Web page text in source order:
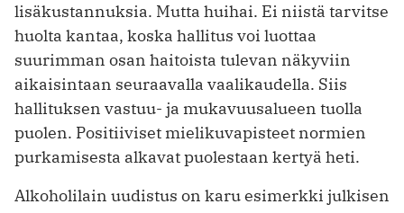
lisäkustannuksia. Mutta huihai. Ei niistä tarvitse
huolta kantaa, koska hallitus voi luottaa
suurimman osan haitoista tulevan näkyviin
aikaisintaan seuraavalla vaalikaudella. Siis
hallituksen vastuu- ja mukavuusalueen tuolla
puolen. Positiiviset mielikuvapisteet normien
purkamisesta alkavat puolestaan kertyä heti.
Alkoholilain uudistus on karu esimerkki julkisen